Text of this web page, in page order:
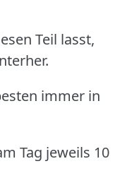
Teil lasst,
immer in
Tag jeweils 10